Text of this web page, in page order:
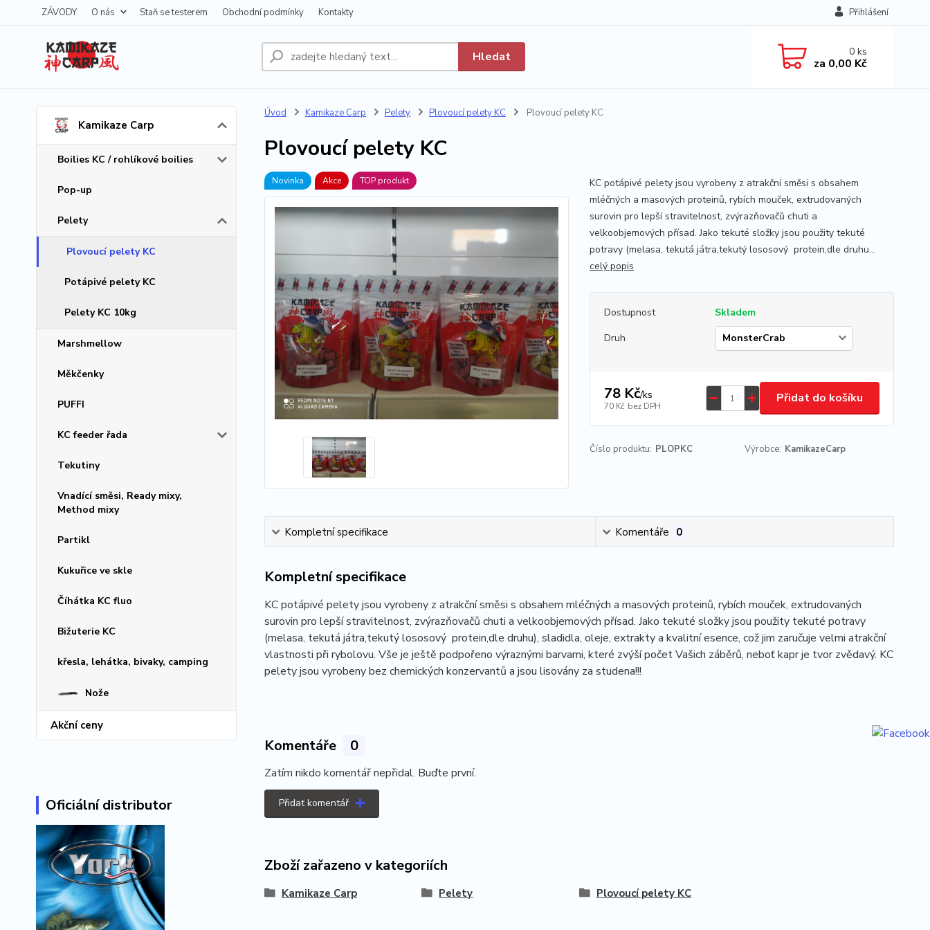
ZÁVODY O nás Staň se testerem Obchodní podmínky Kontakty Přihlášení
Hledat 0ks
za 0,00 Kč
Kamikaze Carp
Boilies KC / rohlíkové boilies
Pop-up
Pelety
Plovoucí pelety KC
Potápivé pelety KC
Pelety KC 10kg
Marshmellow
Měkčenky
PUFFI
KC feeder řada
Tekutiny
Vnadící směsi, Ready mixy,
Method mixy
Partikl
Kukuřice ve skle
Číhátka KC fluo
Bižuterie KC
křesla, lehátka, bivaky, camping
Nože
Akční ceny
Oficiální distributor
Úvod Kamikaze Carp Pelety Plovoucí pelety KC Plovoucí pelety KC
Plovoucí pelety KC
Novinka Akce TOP produkt
KC potápivé pelety jsou vyrobeny z atrakční směsi s obsahem
mléčných a masových proteinů, rybích mouček, extrudovaných
surovin pro lepší stravitelnost, zvýrazňovačů chuti a
velkoobjemových přísad. Jako tekuté složky jsou použity tekuté
potravy (melasa, tekutá játra,tekutý lososový protein,dle druhu...
celý popis
Dostupnost
Skladem
Druh
78 Kč/ks
70 Kč bez DPH
Přidat do košíku
Číslo produktu: PLOPKC Výrobce: KamikazeCarp
Kompletní specifikace Komentáře 0
Kompletní specifikace
KC potápivé pelety jsou vyrobeny z atrakční směsi s obsahem mléčných a masových proteinů, rybích mouček, extrudovaných
surovin pro lepší stravitelnost, zvýrazňovačů chuti a velkoobjemových přísad. Jako tekuté složky jsou použity tekuté potravy
(melasa, tekutá játra,tekutý lososový protein,dle druhu), sladidla, oleje, extrakty a kvalitní esence, což jim zaručuje velmi atrakční
vlastnosti při rybolovu. Vše je ještě podpořeno výraznými barvami, které zvýší počet Vašich záběrů, neboť kapr je tvor zvědavý. KC
pelety jsou vyrobeny bez chemických konzervantů a jsou lisovány za studena!!!
Komentáře 0
Zatím nikdo komentář nepřidal. Buďte první.
Přidat komentář
Zboží zařazeno v kategoriích
Kamikaze Carp Pelety Plovoucí pelety KC